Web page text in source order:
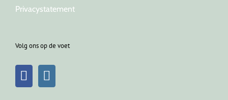
Privacystatement
Volg ons op de voet